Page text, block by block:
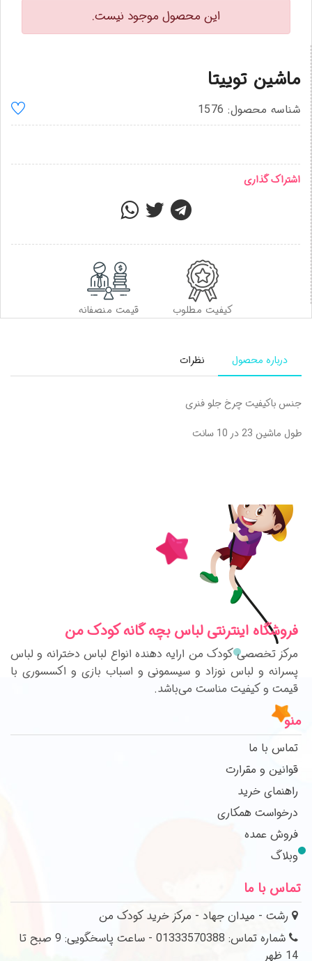
این محصول موجود نیست.
ماشین توییتا
شناسه محصول: 1576
اشتراک گذاری
قیمت منصفانه کیفیت مطلوب
درباره محصول نظرات
جنس باکیفیت چرخ جلو فنری
طول ماشین 23 در 10 سانت
فروشگاه اینترنتی لباس بچه گانه کودک من
مرکز تخصصی کودک من ارایه دهنده انواع لباس دخترانه و لباس
پسرانه و لباس نوزاد و سیسمونی و اسباب بازی و اکسسوری با
قیمت و کیفیت مناست می‌باشد.
منو
تماس با ما
قوانین و مقرارت
راهنمای خرید
درخواست همکاری
فروش عمده
وبلاگ
تماس با ما
رشت - میدان جهاد - مرکز خرید کودک من
شماره تماس: 01333570388 - ساعت پاسخگویی: 9 صبح تا
14 ظهر